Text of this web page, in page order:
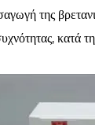
της
κατά